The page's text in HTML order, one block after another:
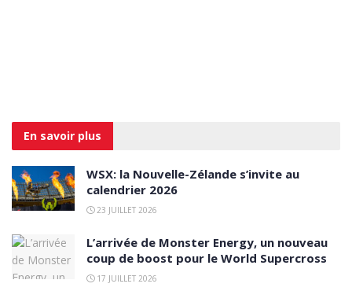
En savoir plus
WSX: la Nouvelle-Zélande s’invite au
calendrier 2026
23 JUILLET 2026
L’arrivée de Monster Energy, un nouveau
coup de boost pour le World Supercross
17 JUILLET 2026